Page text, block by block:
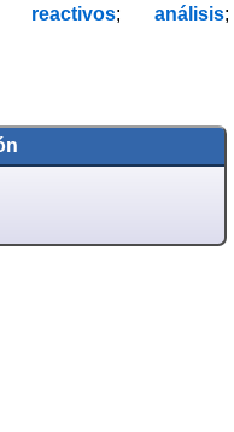
reactivos;análisis;